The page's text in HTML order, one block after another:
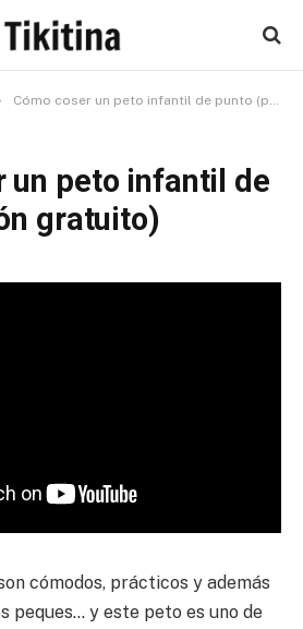
Cómo coser un peto infantil de punto (patrón gratuito)
un peto infantil de
gratuito)
cómodos, prácticos y además
peques… y este peto es uno de